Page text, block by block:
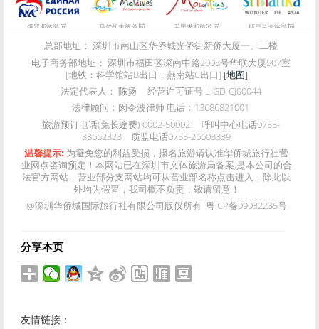
俄罗斯旅游局 马尔代夫旅游局 毛里求斯旅游局 斯里兰卡旅游局
总部地址： 深圳市南山区华侨城光侨街新侨大厦一、二楼
电子商务部地址： 深圳市福田区深南中路2008号华联大厦507室
[地铁：科学馆站B出口，燕南站C出口] [地图]
法定代表人： 陈扬 经营许可证号 L-GD-CJ00044
法律顾问： 闵令波律师 电话：13686821001
旅游预订电话(免长途费) 0002-50002 呼叫中心电话0755-
83662323
质监电话0755-26603339
温馨提示: 为避免您的利益受损，报名旅游请认准华侨城旅行社营
业网点咨询预定！本网站已在深圳市文体旅游局备案,是本公司的合
法官方网站，营业部分支网站均可从营业部名称点击进入，除此以
外均为假冒，我司概不负责，敬请留意！
@深圳华侨城国际旅行社有限公司版仅所有 粤ICP备09032235号
分享本页
友情链接：